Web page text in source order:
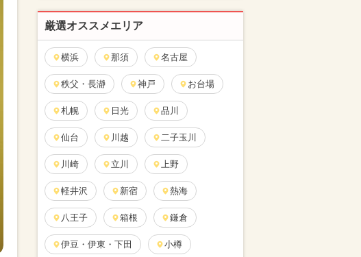
厳選オススメエリア
横浜 那須 名古屋
秩父・長瀞 神戸 お台場
札幌 日光 品川
仙台 川越 二子玉川
川崎 立川 上野
軽井沢 新宿 熱海
八王子 箱根 鎌倉
伊豆・伊東・下田 小樽